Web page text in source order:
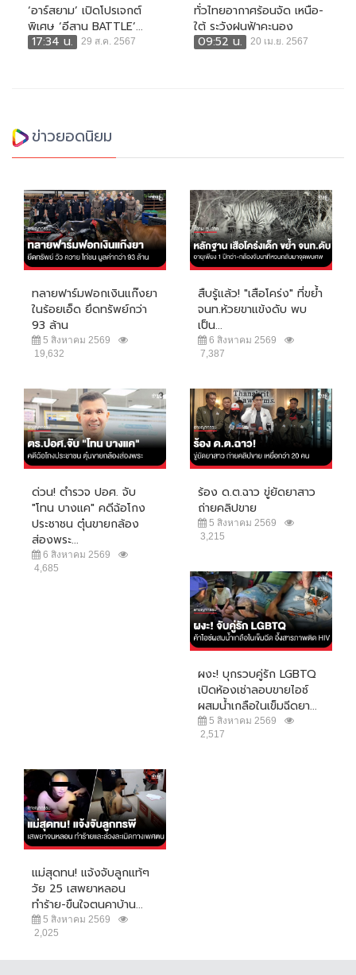
‘อาร์สยาม’ เปิดโปรเจกต์
พิเศษ ‘อีสาน BATTLE’...
17:34 น.
29 ส.ค. 2567
ทั่วไทยอากาศร้อนจัด เหนือ-
ใต้ ระวังฝนฟ้าคะนอง
09:52 น.
20 เม.ย. 2567
ข่าวยอดนิยม
ทลายฟาร์มฟอกเงินแก๊งยา
ในร้อยเอ็ด ยึดทรัพย์กว่า
93 ล้าน
5 สิงหาคม 2569
19,632
สืบรู้แล้ว! "เสือโคร่ง" ที่ขย้ำ
จนท.ห้วยขาแข้งดับ พบ
เป็น...
6 สิงหาคม 2569
7,387
ด่วน! ตำรวจ ปอศ. จับ
"โทน บางแค" คดีฉ้อโกง
ประชาชน ตุ๋นขายกล้อง
ส่องพระ...
6 สิงหาคม 2569
4,685
ร้อง ด.ต.ฉาว ขู่ยัดยาสาว
ถ่ายคลิปขาย
5 สิงหาคม 2569
3,215
ผงะ! บุกรวบคู่รัก LGBTQ
เปิดห้องเช่าลอบขายไอซ์
ผสมน้ำเกลือในเข็มฉีดยา...
5 สิงหาคม 2569
2,517
แม่สุดทน! แจ้งจับลูกแท้ๆ
วัย 25 เสพยาหลอน
ทำร้าย-ขืนใจตนคาบ้าน...
5 สิงหาคม 2569
2,025